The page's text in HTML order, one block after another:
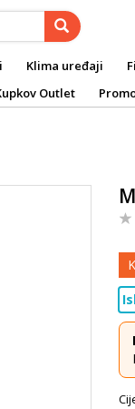
Klima uređaji
Outlet